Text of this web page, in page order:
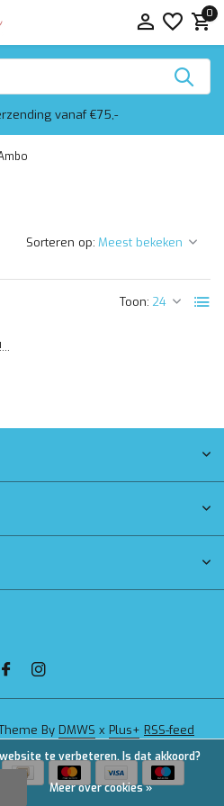
0
vanaf €75,-
Toon:
Sorteren op:
By DMWS x Plus+ RSS-feed
te verbeteren. Is dat akkoord?
Meer over cookies »